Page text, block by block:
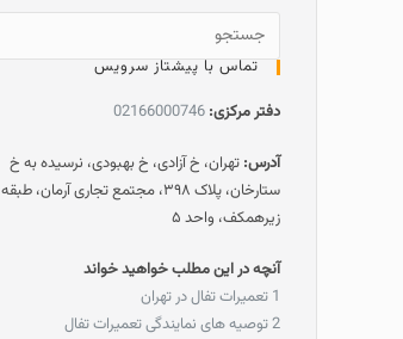
تماس با پیشتاز سرویس
دفتر مرکزی: 02166000746
آدرس: تهران، خ آزادی، خ بهبودی، نرسیده به خ
ستارخان، پلاک ۳۹۸، مجتمع تجاری آرمان، طبقه
زیرهمکف، واحد ۵
آنچه در این مطلب خواهید خواند
1 تعمیرات تفال در تهران
2توصیه های نمایندگی تعمیرات تفال